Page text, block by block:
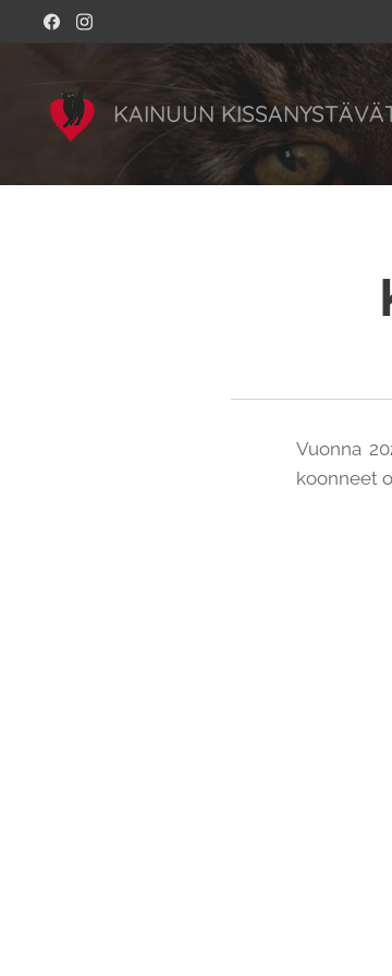
KAINUUN
Vuonna
koonneet